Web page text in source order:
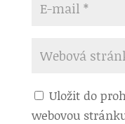
Uložit do
webovou